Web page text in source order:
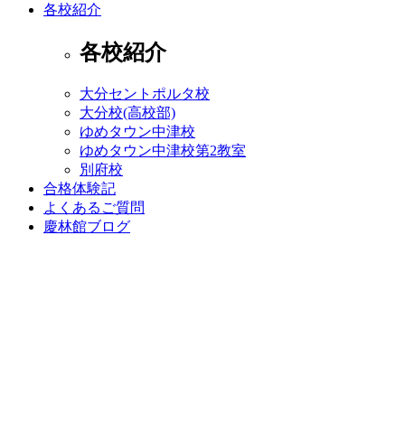
各校紹介
各校紹介
大分セントポルタ校
大分校(高校部)
ゆめタウン中津校
ゆめタウン中津校第2教室
別府校
合格体験記
よくあるご質問
慶林館ブログ